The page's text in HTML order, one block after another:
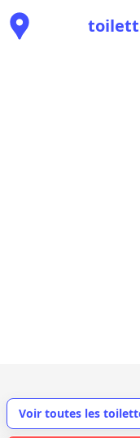
Voir toutes les